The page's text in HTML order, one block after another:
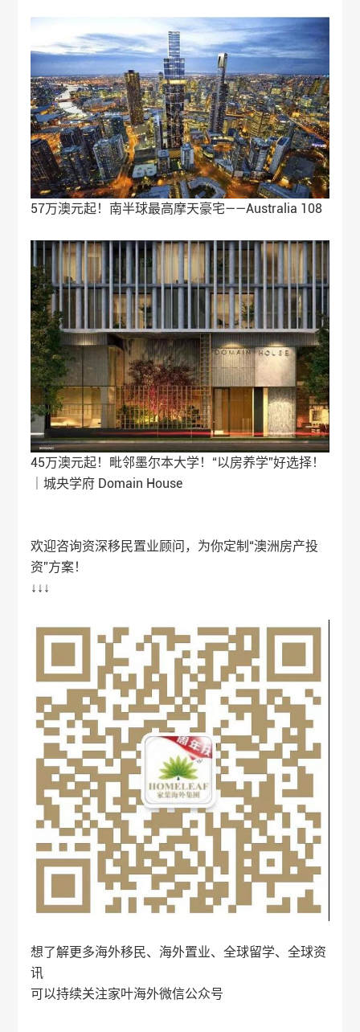
57万澳元起！南半球最高摩天豪宅——Australia 108
45万澳元起！毗邻墨尔本大学！“以房养学”好选择！
｜城央学府 Domain House
欢迎咨询资深移民置业顾问，为你定制“澳洲房产投
资”方案！
↓↓↓
想了解更多海外移民、海外置业、全球留学、全球资
讯
可以持续关注家叶海外微信公众号